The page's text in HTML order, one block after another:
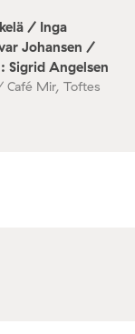
/ Inga
Johansen /
Sigrid Angelsen
Café Mir, Toftes